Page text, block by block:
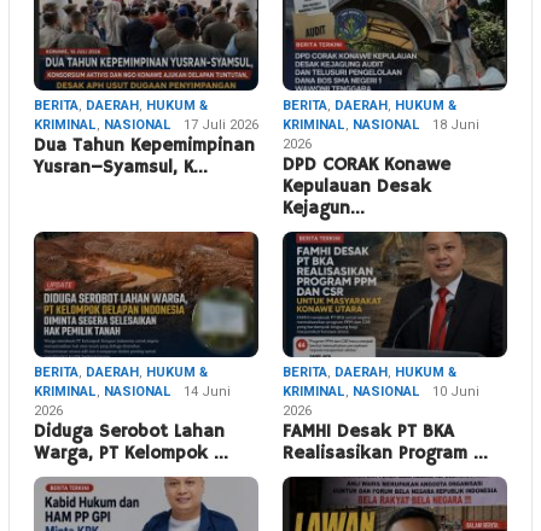
BERITA, DAERAH, HUKUM &
KRIMINAL, NASIONAL 17 Juli 2026
Dua Tahun Kepemimpinan
Yusran–Syamsul, K…
BERITA, DAERAH, HUKUM &
KRIMINAL, NASIONAL
18 Juni
2026
DPD CORAK Konawe
Kepulauan Desak
Kejagun…
BERITA, DAERAH, HUKUM &
KRIMINAL, NASIONAL
14 Juni
2026
Diduga Serobot Lahan
Warga, PT Kelompok …
BERITA, DAERAH, HUKUM &
KRIMINAL, NASIONAL
10 Juni
2026
FAMHI Desak PT BKA
Realisasikan Program …